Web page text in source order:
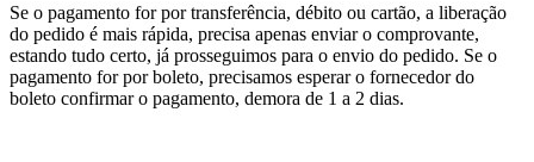
Se o pagamento for por transferência, débito ou cartão, a liberação
do pedido é mais rápida, precisa apenas enviar o comprovante,
estando tudo certo, já prosseguimos para o envio do pedido. Se o
pagamento for por boleto, precisamos esperar o fornecedor do
boleto confirmar o pagamento, demora de 1 a 2 dias.